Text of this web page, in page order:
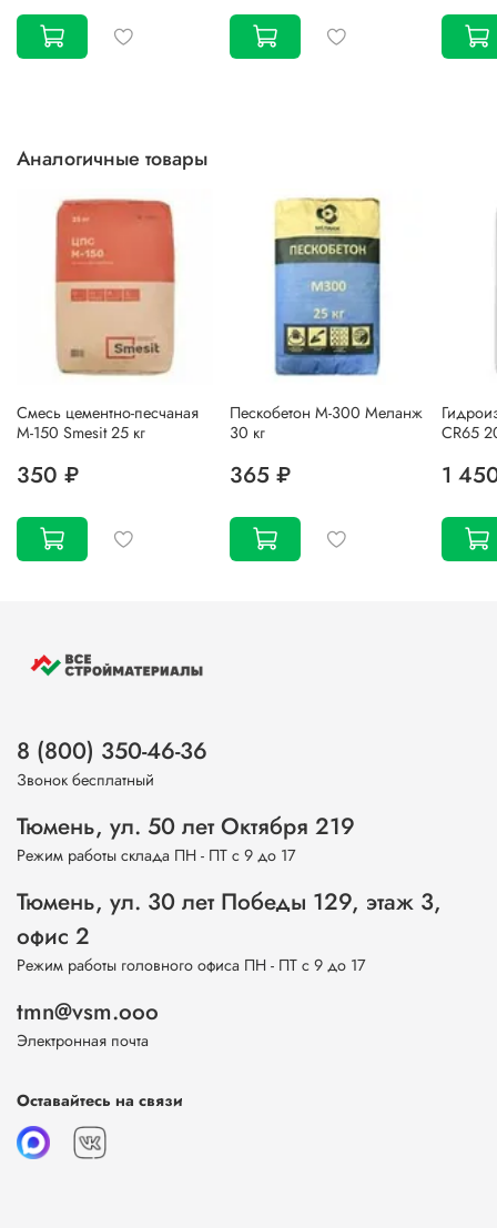
Аналогичные товары
Смесь цементно-песчаная
М-150 Smesit 25 кг
350 ₽
Пескобетон М-300 Меланж
30 кг
365 ₽
CR65
1
8 (800) 350-46-36
Звонок бесплатный
Тюмень, ул. 50 лет Октября 219
Режим работы склада ПН - ПТ с 9 до 17
Тюмень, ул. 30 лет Победы 129, этаж 3,
офис 2
Режим работы головного офиса ПН - ПТ с 9 до 17
tmn@vsm.ooo
Электронная почта
Оставайтесь на связи